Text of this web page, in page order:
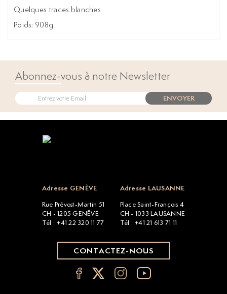
Quelques traces blanches
Poids: 908g
Abonnez-vous à notre Newsletter
ENVOYER
Adresse GENÈVE
Rue Prévost-Martin 51
CH - 1205 GENÈVE
Tél : +41 22 320 11 77
Adresse LAUSANNE
Place Saint-François 4
CH - 1033 LAUSANNE
Tél : +41 21 613 71 11
CONTACTEZ-NOUS